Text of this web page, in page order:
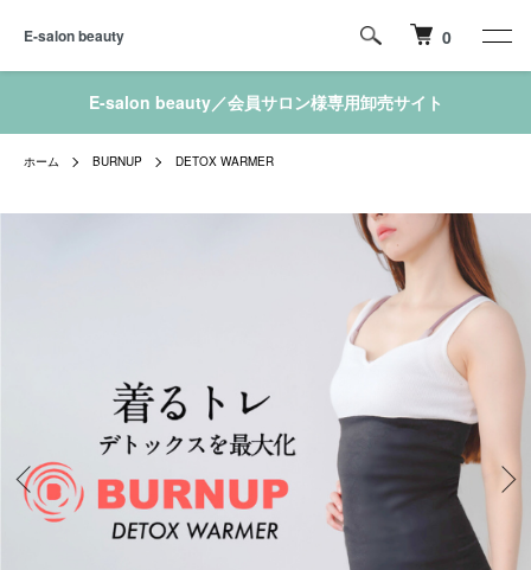
E-salon beauty 0
E-salon beauty／会員サロン様専用卸売サイト
ホーム BURNUP DETOX WARMER